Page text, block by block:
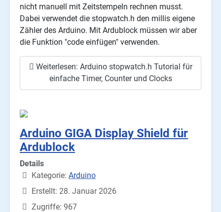
nicht manuell mit Zeitstempeln rechnen musst.
Dabei verwendet die stopwatch.h den millis eigene
Zähler des Arduino. Mit Ardublock müssen wir aber
die Funktion "code einfügen" verwenden.
Weiterlesen: Arduino stopwatch.h Tutorial für
einfache Timer, Counter und Clocks
Arduino GIGA Display Shield für
Ardublock
Details
Kategorie: Arduino
Erstellt: 28. Januar 2026
Zugriffe: 967